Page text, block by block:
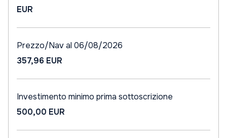
EUR
Prezzo/Nav al 06/08/2026
357,96 EUR
Investimento minimo prima sottoscrizione
500,00 EUR